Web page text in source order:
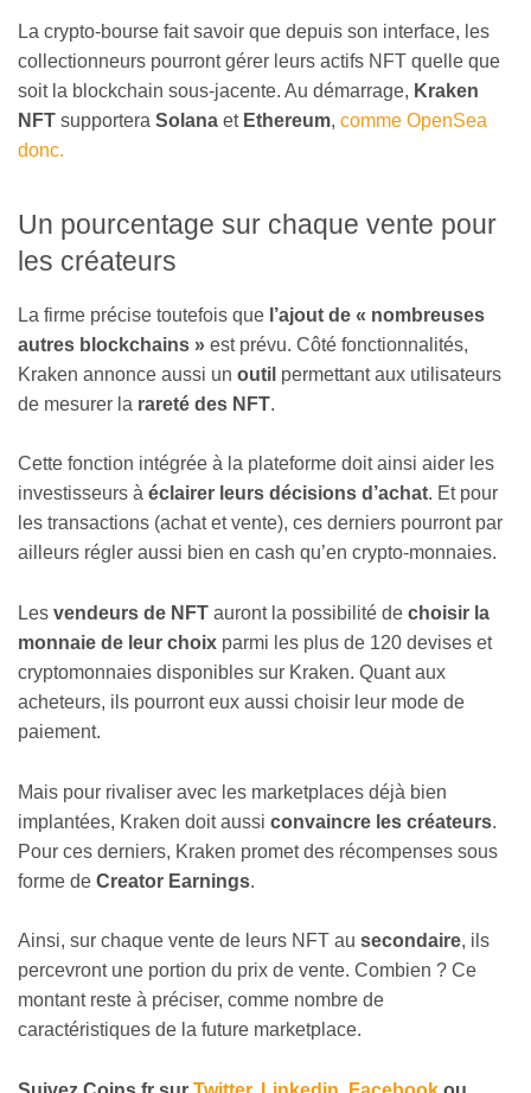
La crypto-bourse fait savoir que depuis son interface, les
collectionneurs pourront gérer leurs actifs NFT quelle que
soit la blockchain sous-jacente. Au démarrage, Kraken
NFT supportera Solana et Ethereum, comme OpenSea
donc.
Un pourcentage sur chaque vente pour
les créateurs
La firme précise toutefois que l’ajout de « nombreuses
autres blockchains » est prévu. Côté fonctionnalités,
Kraken annonce aussi un outil permettant aux utilisateurs
de mesurer la rareté des NFT.
Cette fonction intégrée à la plateforme doit ainsi aider les
investisseurs à éclairer leurs décisions d’achat. Et pour
les transactions (achat et vente), ces derniers pourront par
ailleurs régler aussi bien en cash qu’en crypto-monnaies.
Les vendeurs de NFT auront la possibilité de choisir la
monnaie de leur choix parmi les plus de 120 devises et
cryptomonnaies disponibles sur Kraken. Quant aux
acheteurs, ils pourront eux aussi choisir leur mode de
paiement.
Mais pour rivaliser avec les marketplaces déjà bien
implantées, Kraken doit aussi convaincre les créateurs.
Pour ces derniers, Kraken promet des récompenses sous
forme de Creator Earnings.
Ainsi, sur chaque vente de leurs NFT au secondaire, ils
percevront une portion du prix de vente. Combien ? Ce
montant reste à préciser, comme nombre de
caractéristiques de la future marketplace.